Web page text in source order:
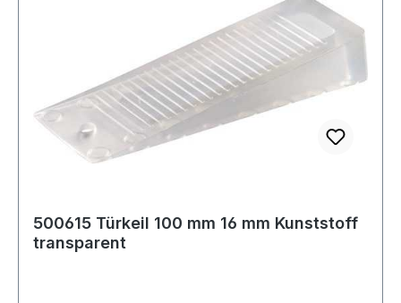
500615 Türkeil 100 mm 16 mm Kunststoff
transparent